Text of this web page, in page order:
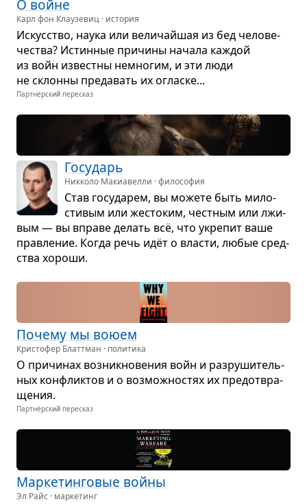
О войне
Карл фон Клаузевиц · история
Искус­ство, наука или вели­чайшая из бед чело­ве­
че­ства? Истин­ные при­чины начала каж­дой
из войн известны немно­гим, и эти люди
не склонны пре­да­вать их огласке...
Партнёрский пересказ
Госу­дарь
Никколо Макиавелли · философия
Став госу­да­рем, вы можете быть мило­
сти­вым или жесто­ким, чест­ным или лжи­
вым — вы вправе делать всё, что укре­пит ваше
прав­ле­ние. Когда речь идёт о вла­сти, любые сред­
ства хороши.
Почему мы воюем
Кристофер Блаттман · политика
О при­чи­нах воз­ник­но­ве­ния войн и раз­ру­ши­тель­
ных кон­флик­тов и о воз­мож­но­стях их предот­вра­
ще­ния.
Партнёрский пересказ
Мар­ке­тин­го­вые войны
Эл Райс · маркетинг